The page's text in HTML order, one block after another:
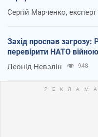
Сергій Марченко, експерт
Захід проспав загрозу:
перевірити НАТО війною
Леонід Невзлін 948